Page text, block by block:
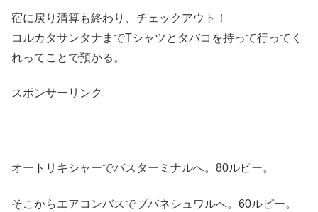
宿に戻り清算も終わり、チェックアウト！
コルカタサンタナまでTシャツとタバコを持って行ってく
れってことで預かる。
スポンサーリンク
オートリキシャーでバスターミナルへ。80ルピー。
そこからエアコンバスでブバネシュワルへ。60ルピー。